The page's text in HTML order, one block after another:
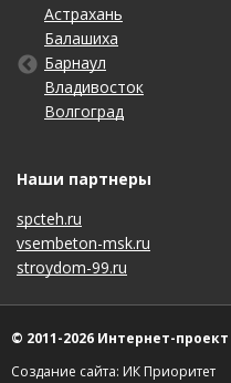
Астрахань
Балашиха
Барнаул
Владивосток
Волгоград
Калининград
Кемерово
Киров
Краснодар
Красноярск
Омск
Оренбург
Пенза
Пермь
Ростов-на-Дону
Тольятти
Томск
Тула
Тюмень
Ульяновск
Наши партнеры
spcteh.ru
vsembeton-msk.ru
stroydom-99.ru
© 2011-2026 Интернет-проект
Создание сайта: ИК Приоритет